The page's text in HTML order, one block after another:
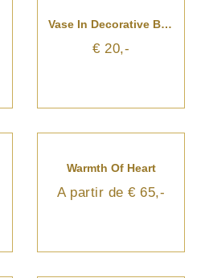
Vase In Decorative Box - Large
€ 20,-
Warmth Of Heart
A partir de € 65,-